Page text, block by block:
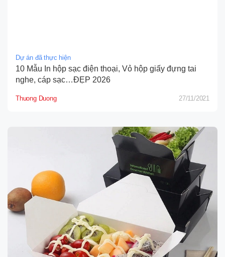
Dự án đã thực hiện
10 Mẫu In hộp sạc điện thoại, Vỏ hộp giấy đựng tai
nghe, cáp sạc…ĐẸP 2026
Thuong Duong 27/11/2021